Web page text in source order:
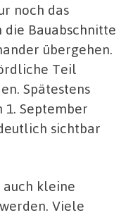
noch das
Bauabschnitte
übergehen.
Teil
Spätestens
September
sichtbar
kleine
Viele